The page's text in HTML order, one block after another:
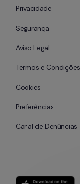
Privacidade
Segurança
Aviso Legal
Termos e Condições
Cookies
Preferências
Canal de Denúncias